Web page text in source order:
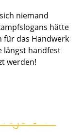
niemand
hätte
für das Handwerk
längst handfest
werden!